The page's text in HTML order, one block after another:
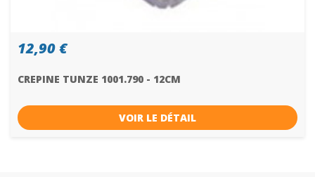
12,90 €
CREPINE TUNZE 1001.790 - 12CM
VOIR LE DÉTAIL